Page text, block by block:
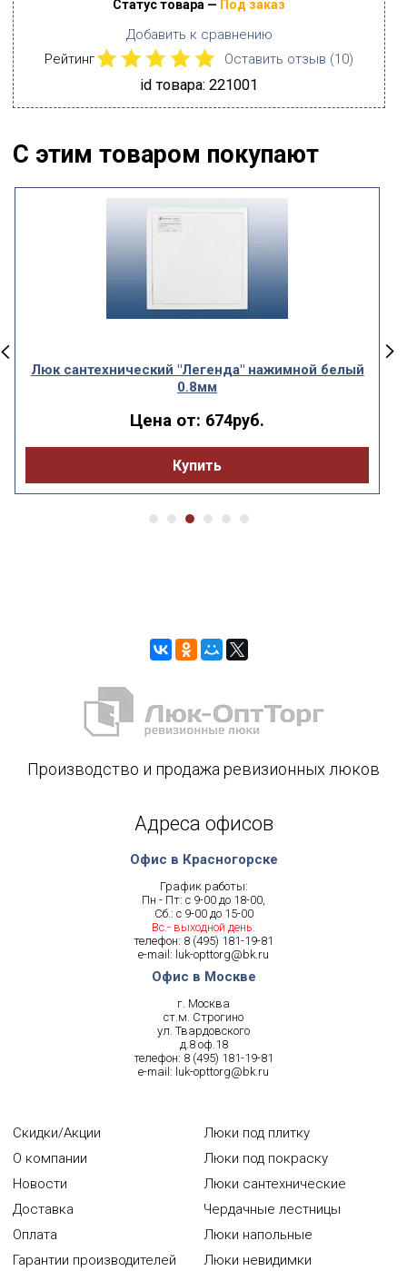
Статус товара — Под заказ
Добавить к сравнению
Рейтинг
Оставить отзыв (10)
id товара: 221001
С этим товаром покупают
Люк сантехнический "Легенда" нажимной белый
0.8мм
Цена от: 674руб.
Купить
Производство и продажа ревизионных люков
Адреса офисов
Офис в Красногорске
График работы:
Пн - Пт: с 9-00 до 18-00,
Сб.: с 9-00 до 15-00
Вс.- выходной день.
телефон: 8 (495) 181-19-81
e-mail: luk-opttorg@bk.ru
Офис в Москве
г. Москва
ст.м. Строгино
ул. Твардовского
д.8 оф.18
телефон: 8 (495) 181-19-81
e-mail: luk-opttorg@bk.ru
Скидки/Акции
О компании
Новости
Доставка
Оплата
Гарантии производителей
Люки под плитку
Люки под покраску
Люки сантехнические
Чердачные лестницы
Люки напольные
Люки невидимки